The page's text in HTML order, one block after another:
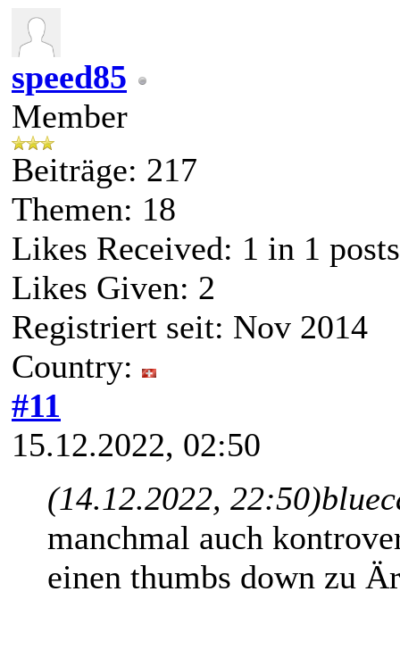
speed85
Member
Beiträge: 217
Themen: 18
Likes Received: 1 in 1 posts
Likes Given: 2
Registriert seit: Nov 2014
Country:
#11
15.12.2022, 02:50
(14.12.2022, 22:50)
manchmal auch
einen thumbs down zu